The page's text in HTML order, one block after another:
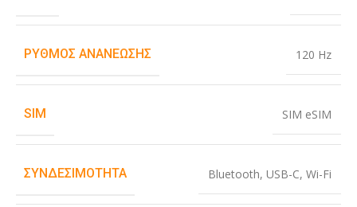
ΡΥΘΜΌΣ ΑΝΑΝΈΩΣΗΣ 120 Hz
SIM SIM eSIM
ΣΥΝΔΕΣΙΜΌΤΗΤΑ Bluetooth, USB-C, Wi-Fi